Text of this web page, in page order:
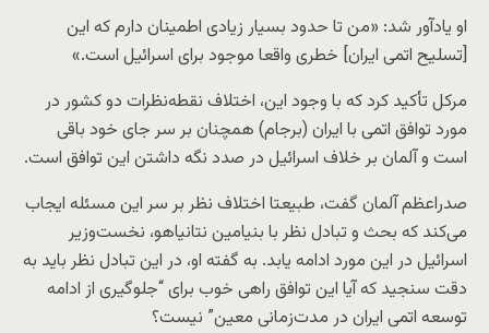
او یادآور شد: «من تا حدود بسیار زیادی اطمینان دارم که این
[تسلیح اتمی ایران] خطری واقعا موجود برای اسرائیل است.»
مرکل تأکید کرد که با وجود این، اختلاف نقطه‌نظرات دو کشور در
مورد توافق اتمی با ایران (برجام) همچنان بر سر جای خود باقی
است و آلمان بر خلاف اسرائیل در صدد نگه داشتن این توافق است.
صدراعظم آلمان گفت، طبیعتا اختلاف نظر بر سر این مسئله ایجاب
می‌کند که بحث و تبادل نظر با بنیامین نتانیاهو، نخست‌وزیر
اسرائیل در این مورد ادامه یابد. به گفته او، در این تبادل نظر باید به
دقت سنجید که آیا این توافق راهی خوب برای “جلوگیری از ادامه
توسعه اتمی ایران در مدت‌‌زمانی معین” نیست؟